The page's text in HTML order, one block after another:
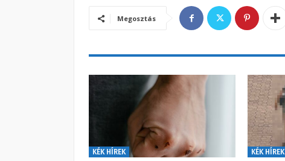
Megosztás
KÉK HÍREK KÉK HÍREK